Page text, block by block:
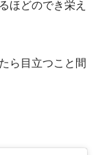
ほどのでき栄え
ら目立つこと間